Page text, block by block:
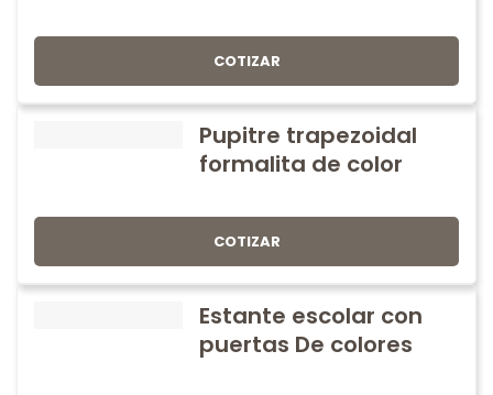
COTIZAR
Pupitre trapezoidal
formalita de color
COTIZAR
Estante escolar con
puertas De colores